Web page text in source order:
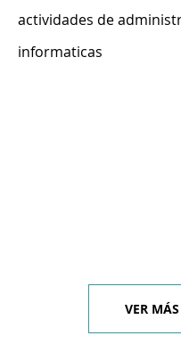
actividades de
informaticas
VER